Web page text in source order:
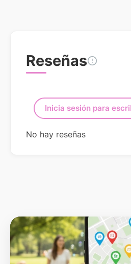
Reseñas
Inicia sesión para
No hay reseñas